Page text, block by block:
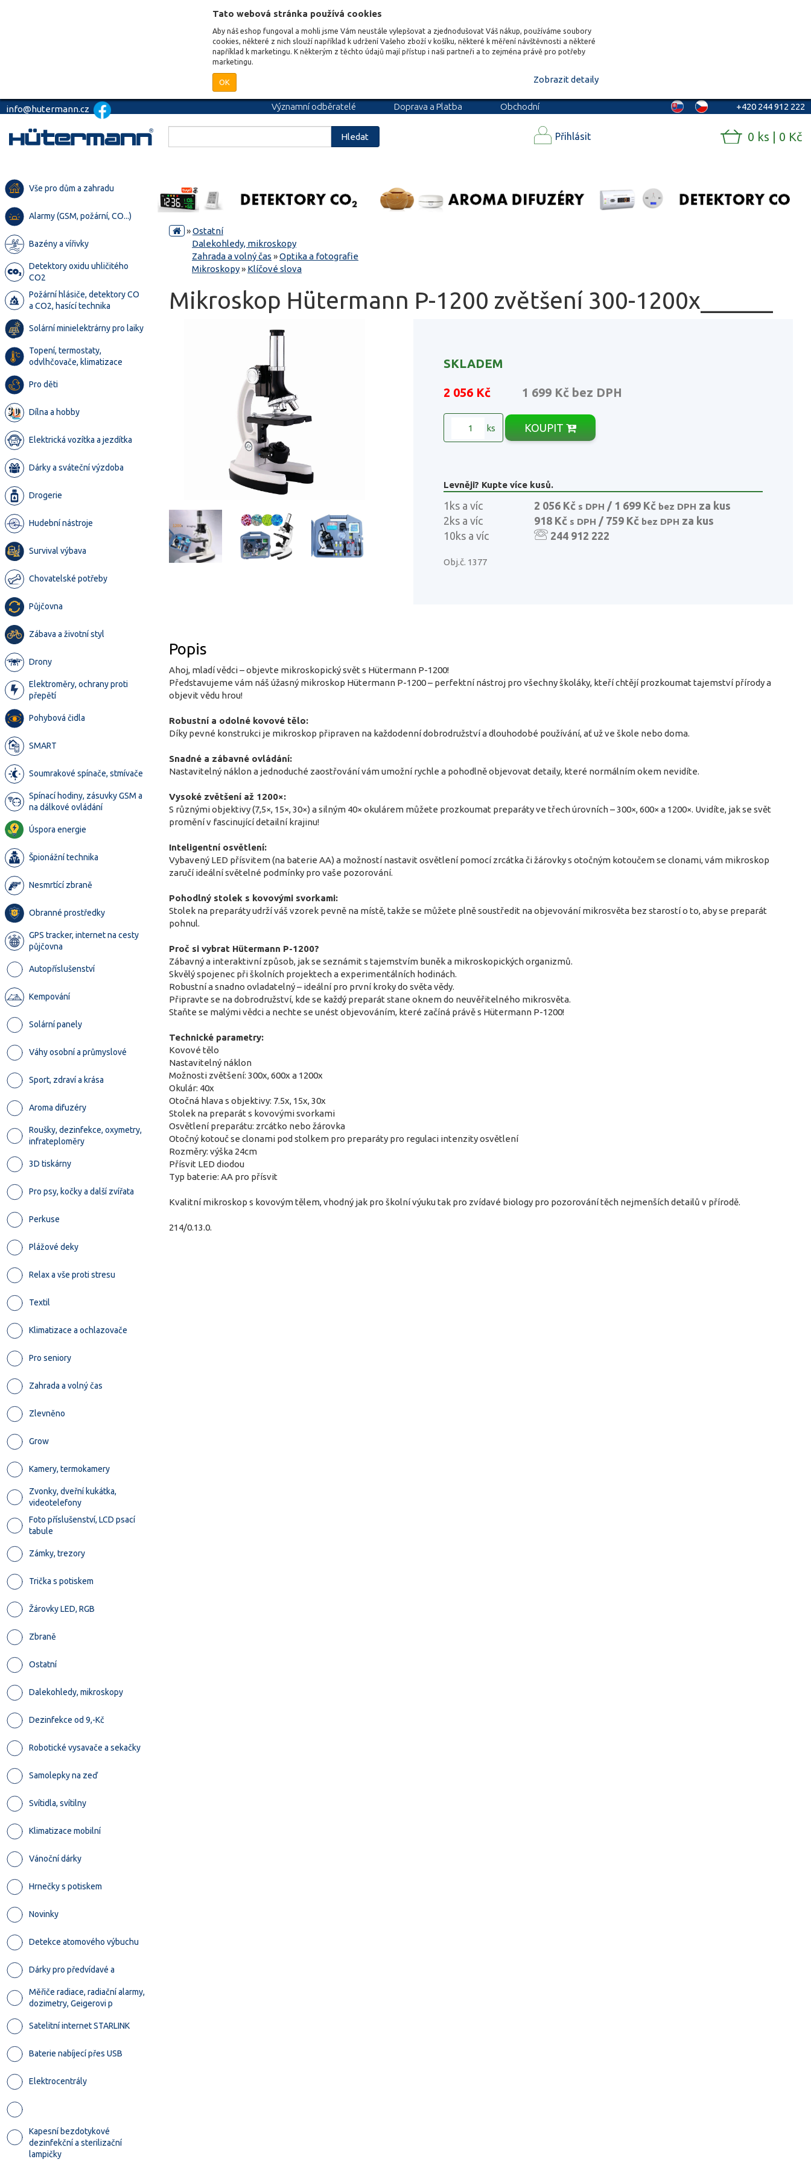
Tato webová stránka používá cookies
Aby náš eshop fungoval a mohli jsme Vám neustále vylepšovat a zjednodušovat Váš nákup, používáme soubory
cookies, některé z nich slouží například k udržení Vašeho zboží v košíku, některé k měření návštěvnosti a některé
například k marketingu. K některým z těchto údajů mají přístup i naši partneři a to zejména právě pro potřeby
marketingu.
OK Zobrazit detaily
info@hutermann.cz Významní odběratelé Doprava a Platba
Obchodní
+420 244 912 222
Hledat Přihlásit 0 ks | 0 Kč
Vše pro dům a zahradu
Alarmy (GSM, požární, CO...)
Bazény a vířivky
Detektory oxidu uhličitého
CO2
Požární hlásiče, detektory CO
a CO2, hasící technika
Solární minielektrárny pro laiky
Topení, termostaty,
odvlhčovače, klimatizace
Pro děti
Dílna a hobby
Elektrická vozítka a jezdítka
Dárky a sváteční výzdoba
Drogerie
Hudební nástroje
Survival výbava
Chovatelské potřeby
Půjčovna
Zábava a životní styl
Drony
Elektroměry, ochrany proti
přepětí
Pohybová čidla
SMART
Soumrakové spínače, stmívače
Spínací hodiny, zásuvky GSM a
na dálkové ovládání
Úspora energie
Špionážní technika
Nesmrtící zbraně
Obranné prostředky
GPS tracker, internet na cesty
půjčovna
Autopříslušenství
Kempování
Solární panely
Váhy osobní a průmyslové
Sport, zdraví a krása
Aroma difuzéry
Roušky, dezinfekce, oxymetry,
infrateploměry
3D tiskárny
Pro psy, kočky a další zvířata
Perkuse
Plážové deky
Relax a vše proti stresu
Textil
Klimatizace a ochlazovače
Pro seniory
Zahrada a volný čas
Zlevněno
Grow
Kamery, termokamery
Zvonky, dveřní kukátka,
videotelefony
Foto příslušenství, LCD psací
tabule
Zámky, trezory
Trička s potiskem
Žárovky LED, RGB
Zbraně
Ostatní
Dalekohledy, mikroskopy
Dezinfekce od 9,-Kč
Robotické vysavače a sekačky
Samolepky na zeď
Svítidla, svítilny
Klimatizace mobilní
Vánoční dárky
Hrnečky s potiskem
Novinky
Detekce atomového výbuchu
Dárky pro předvídavé a
Měřiče radiace, radiační alarmy,
dozimetry, Geigerovi p
Satelitní internet STARLINK
Baterie nabíjecí přes USB
Elektrocentrály
Kapesní bezdotykové
dezinfekční a sterilizační
lampičky
»Ostatní
Dalekohledy, mikroskopy
Zahrada a volný čas »Optika a fotografie
Mikroskopy» Klíčové slova
Mikroskop Hütermann P-1200 zvětšení 300-1200x______
SKLADEM
2 056 Kč 1 699 Kč bez DPH
ks KOUPIT
Levněji? Kupte více kusů.
1ks a víc 2 056 Kčs DPH / 1 699 Kč bez DPH za kus
2ks a víc
918 Kčs DPH / 759 Kč bez DPH za kus
10ks a víc
244 912 222
Obj.č. 1377
Popis
Ahoj, mladí vědci – objevte mikroskopický svět s Hütermann P-1200!
Představujeme vám náš úžasný mikroskop Hütermann P-1200 – perfektní nástroj pro všechny školáky, kteří chtějí prozkoumat tajemství přírody a
objevit vědu hrou!
Robustní a odolné kovové tělo:
Díky pevné konstrukci je mikroskop připraven na každodenní dobrodružství a dlouhodobé používání, ať už ve škole nebo doma.
Snadné a zábavné ovládání:
Nastavitelný náklon a jednoduché zaostřování vám umožní rychle a pohodlně objevovat detaily, které normálním okem nevidíte.
Vysoké zvětšení až 1200×:
S různými objektivy (7,5×, 15×, 30×) a silným 40× okulárem můžete prozkoumat preparáty ve třech úrovních – 300×, 600× a 1200×. Uvidíte, jak se svět
promění v fascinující detailní krajinu!
Inteligentní osvětlení:
Vybavený LED přísvitem (na baterie AA) a možností nastavit osvětlení pomocí zrcátka či žárovky s otočným kotoučem se clonami, vám mikroskop
zaručí ideální světelné podmínky pro vaše pozorování.
Pohodlný stolek s kovovými svorkami:
Stolek na preparáty udrží váš vzorek pevně na místě, takže se můžete plně soustředit na objevování mikrosvěta bez starostí o to, aby se preparát
pohnul.
Proč si vybrat Hütermann P-1200?
Zábavný a interaktivní způsob, jak se seznámit s tajemstvím buněk a mikroskopických organizmů.
Skvělý spojenec při školních projektech a experimentálních hodinách.
Robustní a snadno ovladatelný – ideální pro první kroky do světa vědy.
Připravte se na dobrodružství, kde se každý preparát stane oknem do neuvěřitelného mikrosvěta.
Staňte se malými vědci a nechte se unést objevováním, které začíná právě s Hütermann P-1200!
Technické parametry:
Kovové tělo
Nastavitelný náklon
Možnosti zvětšení: 300x, 600x a 1200x
Okulár: 40x
Otočná hlava s objektivy: 7.5x, 15x, 30x
Stolek na preparát s kovovými svorkami
Osvětlení preparátu: zrcátko nebo žárovka
Otočný kotouč se clonami pod stolkem pro preparáty pro regulaci intenzity osvětlení
Rozměry: výška 24cm
Přísvit LED diodou
Typ baterie: AA pro přísvit
Kvalitní mikroskop s kovovým tělem, vhodný jak pro školní výuku tak pro zvídavé biology pro pozorování těch nejmenších detailů v přírodě.
214/0.13.0.